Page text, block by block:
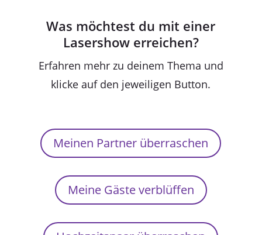
Was möchtest du mit einer
Lasershow erreichen?
Erfahren mehr zu deinem Thema und
klicke auf den jeweiligen Button.
Meinen Partner überraschen
Meine Gäste verblüffen